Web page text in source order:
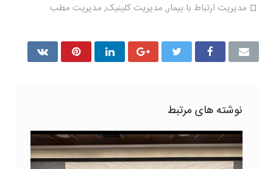
مدیریت ارتباط با بیمار, مدیریت کلینیک, مدیریت مطب
نوشته های مرتبط